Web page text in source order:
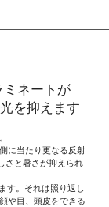
ミネートが
を抑えます
に当たり更なる反射
さと暑さが抑えられ
す。それは照り返し
や目、頭皮をできる